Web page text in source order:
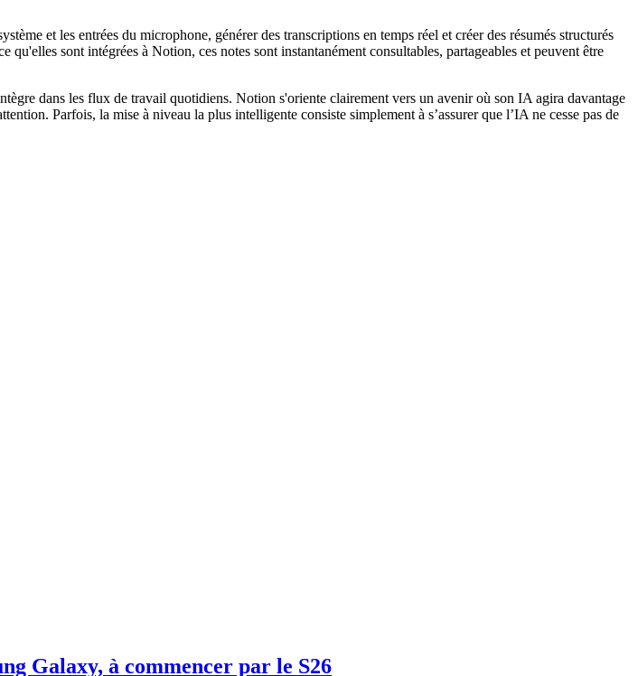
et les entrées du microphone, générer des transcriptions en temps réel et créer des résumés structurés
sont intégrées à Notion, ces notes sont instantanément consultables, partageables et peuvent être
dans les flux de travail quotidiens. Notion s'oriente clairement vers un avenir où son IA agira davantage
Parfois, la mise à niveau la plus intelligente consiste simplement à s’assurer que l’IA ne cesse pas de
Galaxy, à commencer par le S26